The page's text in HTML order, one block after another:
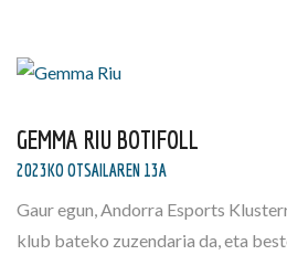
GEMMA RIU BOTIFOLL
2023KO OTSAILAREN 13A
Gaur egun, Andorra Esports
klub bateko zuzendaria da, eta